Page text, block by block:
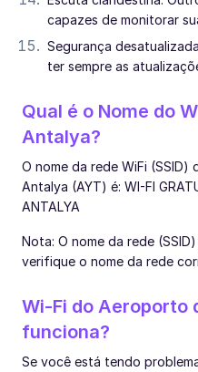
capazes de monitorar
Segurança
ter sempre as
Qual é o Nome do
Antalya?
O nome da rede WiFi
Antalya (AYT) é: WI-FI
ANTALYA
Nota: O nome da rede
verifique o nome da rede
Wi-Fi do Aeroporto
funciona?
Se você está tendo